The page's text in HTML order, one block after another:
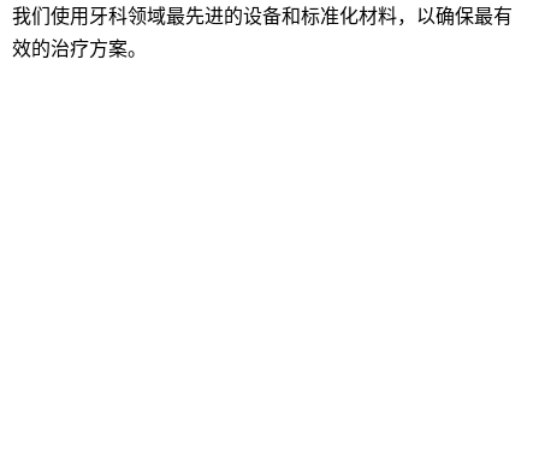
我们使用牙科领域最先进的设备和标准化材料，以确保最有
效的治疗方案。